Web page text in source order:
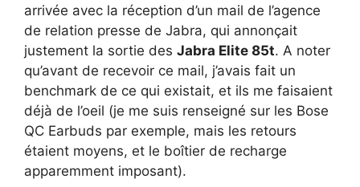
arrivée avec la réception d’un mail de l’agence
de relation presse de Jabra, qui annonçait
justement la sortie des Jabra Elite 85t. A noter
qu’avant de recevoir ce mail, j’avais fait un
benchmark de ce qui existait, et ils me faisaient
déjà de l’oeil (je me suis renseigné sur les Bose
QC Earbuds par exemple, mais les retours
étaient moyens, et le boîtier de recharge
apparemment imposant).